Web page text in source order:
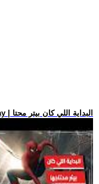
.. فيلم Spider-Man: Brand New Day | البداية اللي كان بيتر محتا